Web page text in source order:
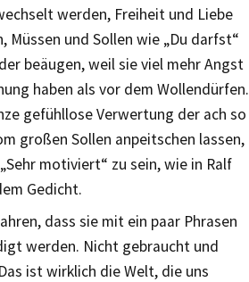
werden, Freiheit und Liebe
Müssen und Sollen wie „Du darfst“
beäugen, weil sie viel mehr Angst
haben als vor dem Wollendürfen.
gefühllose Verwertung der ach so
großen Sollen anpeitschen lassen,
motiviert“ zu sein, wie in Ralf
Gedicht.
dass sie mit ein paar Phrasen
werden. Nicht gebraucht und
ist wirklich die Welt, die uns